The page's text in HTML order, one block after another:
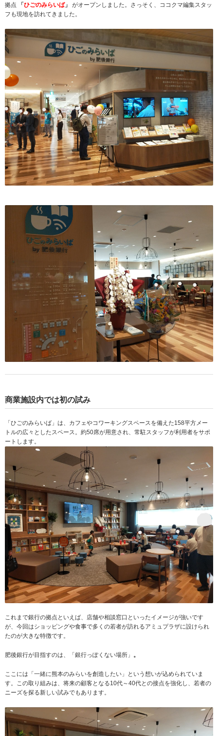
拠点
「 ひごのみらいば」
がオープンしました。さっそく、ココクマ編集スタッ
フも現地を訪れてきました。
商業施設内では初の試み
「ひごのみらいば」は、カフェやコワーキングスペースを備えた158平方メー
トルの広々としたスペース。約50席が用意され、常駐スタッフが利用者をサポ
ートします。
これまで銀行の拠点といえば、店舗や相談窓口といったイメージが強いです
が、今回はショッピングや食事で多くの若者が訪れるアミュプラザに設けられ
たのが大きな特徴です。
肥後銀行が目指すのは、「銀行っぽくない場所」 。
ここには「一緒に熊本のみらいを創造したい」という想いが込められていま
す。この取り組みは、将来の顧客となる10代～40代との接点を強化し、若者の
ニーズを探る新しい試みでもあります。